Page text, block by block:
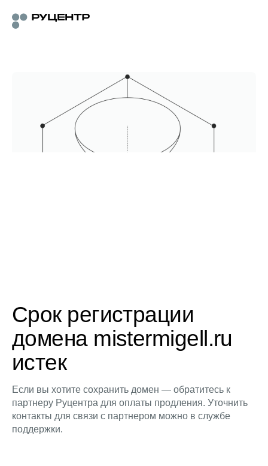
Срок регистрации
домена mistermigell.ru
истек
Если вы хотите сохранить домен — обратитесь к
партнеру Руцентра для оплаты продления. Уточнить
контакты для связи с партнером можно в службе
поддержки.